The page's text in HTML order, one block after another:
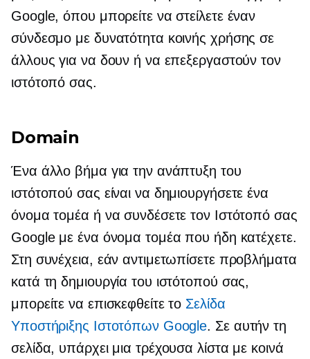
Google, όπου μπορείτε να στείλετε έναν
σύνδεσμο με δυνατότητα κοινής χρήσης σε
άλλους για να δουν ή να επεξεργαστούν τον
ιστότοπό σας.
Domain
Ένα άλλο βήμα για την ανάπτυξη του
ιστότοπού σας είναι να δημιουργήσετε ένα
όνομα τομέα ή να συνδέσετε τον Ιστότοπό σας
Google με ένα όνομα τομέα που ήδη κατέχετε.
Στη συνέχεια, εάν αντιμετωπίσετε προβλήματα
κατά τη δημιουργία του ιστότοπού σας,
μπορείτε να επισκεφθείτε το Σελίδα
Υποστήριξης Ιστοτόπων Google. Σε αυτήν τη
σελίδα, υπάρχει μια τρέχουσα λίστα με κοινά